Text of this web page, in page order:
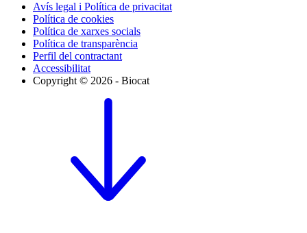
Avís legal i Política de privacitat
Política de cookies
Política de xarxes socials
Política de transparència
Perfil del contractant
Accessibilitat
Copyright © 2026 - Biocat